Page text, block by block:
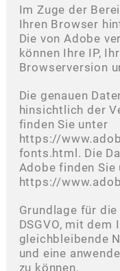
Im Zuge der
Ihren Browser
Die von Adobe
können Ihre IP,
Browserversion
Die genauen
hinsichtlich der
finden Sie unter
https://
fonts.html. Die
Adobe finden Sie
https://
Grundlage für
DSGVO, mit dem
gleichbleibende
und eine
zu können.